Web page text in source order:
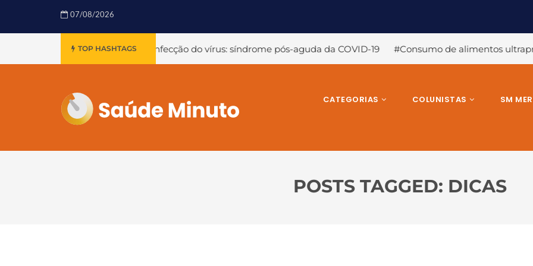
07/08/2026
TOP HASHTAGS
além da infecção do vírus: síndrome pós-aguda da COVID-19 #Consumo de alimentos ultraprocessados aumenta
CATEGORIAS COLUNISTAS SM
POSTS TAGGED: DICAS